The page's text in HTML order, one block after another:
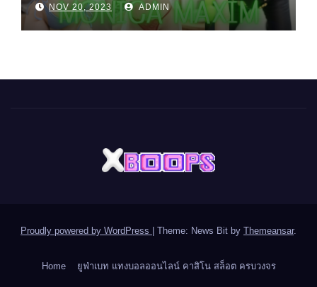
NOV 20, 2023 ADMIN
Proudly powered by WordPress | Theme: News Bit by Themeansar.
Home ยูฟ่าเบท แทงบอลออนไลน์ คาสิโน สล็อต ครบวงจร